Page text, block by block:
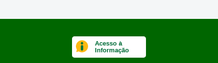
Acesso à
Informação